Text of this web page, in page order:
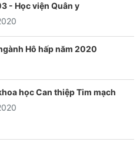
- Học viện Quân y
Hô hấp năm 2020
học Can thiệp Tim mạch